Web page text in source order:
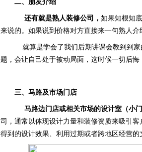
还有就是熟人装修公司， 如果知根知
来说的。如果说到价格对方直接来一句熟人
就算是学会了我们后期讲课会教到到家
题，会让自己处于被动局面，这时候一切后悔
三、马路及市场门店
马路边门店或相关市场的设计室（小门
司，通常以体现设计力量和装修资质来吸引
得到的设计效果、利用过期或者跨地区经营